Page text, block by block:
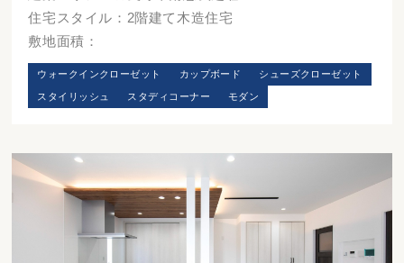
住宅スタイル：2階建て木造住宅
敷地面積：
ウォークインクローゼット カップボード シューズクローゼット
スタイリッシュ スタディコーナー モダン